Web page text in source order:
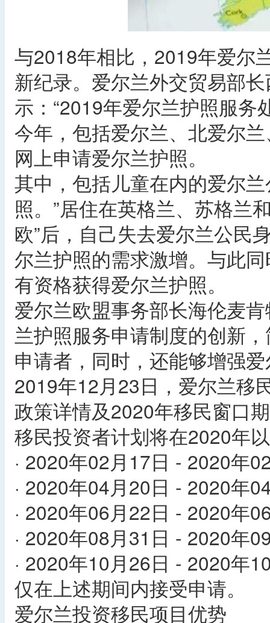
与2018年相比，2019年爱尔
新纪录。爱尔兰外交贸易部
示：“2019年爱尔兰护照服务
今年，包括爱尔兰、北爱尔
网上申请爱尔兰护照。
其中，包括儿童在内的爱尔
照。”居住在英格兰、苏格兰
欧”后，自己失去爱尔兰公民
尔兰护照的需求激增。与此
有资格获得爱尔兰护照。
爱尔兰欧盟事务部长海伦麦
兰护照服务申请制度的创新
申请者，同时，还能够增强
2019年12月23日，爱尔兰移
政策详情及2020年移民窗口
移民投资者计划将在2020年
· 2020年02月17日 - 2020年
· 2020年04月20日 - 2020年
· 2020年06月22日 - 2020年
· 2020年08月31日 - 2020年
· 2020年10月26日 - 2020年
仅在上述期间内接受申请。
爱尔兰投资移民项目优势